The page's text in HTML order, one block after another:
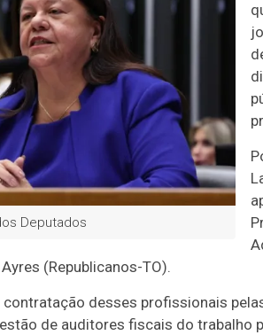
Deputados
(Republicanos-TO).
contratação desses profissionais
de auditores fiscais do trabalho